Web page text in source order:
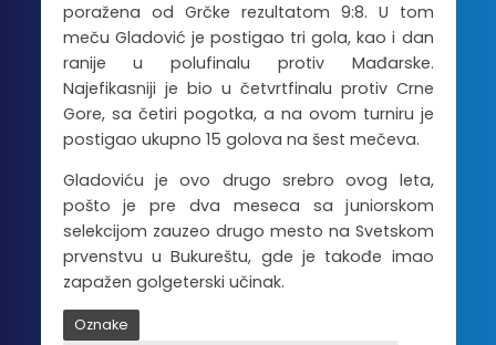
poražena od Grčke rezultatom 9:8. U tom
meču Gladović je postigao tri gola, kao i dan
ranije u polufinalu protiv Mađarske.
Najefikasniji je bio u četvrtfinalu protiv Crne
Gore, sa četiri pogotka, a na ovom turniru je
postigao ukupno 15 golova na šest mečeva.
Gladoviću je ovo drugo srebro ovog leta,
pošto je pre dva meseca sa juniorskom
selekcijom zauzeo drugo mesto na Svetskom
prvenstvu u Bukureštu, gde je takođe imao
zapažen golgeterski učinak.
Oznake